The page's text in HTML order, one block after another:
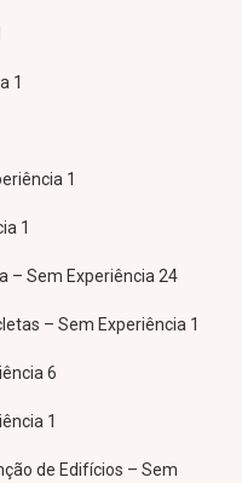
1
1
1
– Sem Experiência 24
– Sem Experiência 1
6
1
de Edifícios – Sem